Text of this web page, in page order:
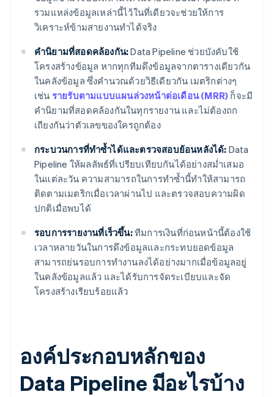
รวมแหล่งข้อมูลเหล่านี้ไว้ในที่เดียวจะช่วยให้การ
วิเคราะห์ข้ามสายงานทำได้จริง
คำนิยามที่สอดคล้องกัน:Data Pipeline ช่วยบังคับใช้
โครงสร้างข้อมูล หากทุกทีมดึงข้อมูลจากตารางเดียวกัน
ในคลังข้อมูล ซึ่งคำนวณด้วยวิธีเดียวกัน เมตริกต่างๆ
เช่น รายรับตามแบบแผนล่วงหน้าต่อเดือน (MRR) ก็จะมี
คำนิยามที่สอดคล้องกันในทุกรายงาน และไม่ต้องถก
เถียงกันว่าตัวเลขของใครถูกต้อง
กระบวนการที่ทำซ้ำได้และตรวจสอบย้อนหลังได้: Data
Pipeline ให้ผลลัพธ์ที่เปรียบเทียบกันได้อย่างสม่ำเสมอ
ในแต่ละวัน ความสามารถในการทำซ้ำนี้ทำให้สามารถ
ติดตามเมตริกเมื่อเวลาผ่านไป และตรวจสอบความผิด
ปกติเมื่อพบได้
รอบการรายงานที่เร็วขึ้น:ทีมการเงินที่ก่อนหน้านี้ต้องใช้
เวลาหลายวันในการดึงข้อมูลและกระทบยอดข้อมูล
สามารถย่นรอบการทำงานลงได้อย่างมากเมื่อข้อมูลอยู่
ในคลังข้อมูลแล้ว และได้รับการจัดระเบียบและจัด
โครงสร้างเรียบร้อยแล้ว
องค์ประกอบหลักของ
Data Pipeline มีอะไรบ้าง